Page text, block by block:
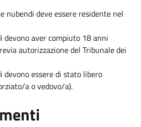
nubendi deve essere residente nel
devono aver compiuto 18 anni
autorizzazione del Tribunale dei
essere di stato libero
a o vedovo/a).